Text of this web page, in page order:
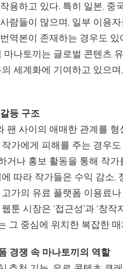
용하고 있다. 특히 일본, 중
람들이 많으며, 일부 이용
역본이 존재하는 경우도
마나토끼는 글로벌 콘텐츠
세계화에 기여하고 있으
등 구조
팬 사이의 애매한 관계를
가에게 피해를 주는 경우
거나 홍보 활동을 통해 작
따라 작가들은 수익 감소
가의 유료 플랫폼 이용료
툰 시장은 ‘접근성’과 ‘창
그 중심에 위치한 복잡한
경쟁 속 마나토끼의 역할